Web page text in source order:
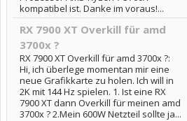
kompatibel ist. Danke im voraus!...
RX 7900 XT Overkill für amd
3700x ?
RX 7900 XT Overkill für amd 3700x ?:
Hi, ich überlege momentan mir eine
neue Grafikkarte zu holen. Ich will in
2K mit 144 Hz spielen. 1. Ist eine RX
7900 XT dann Overkill für meinen amd
3700x ? 2.Mein 600W Netzteil sollte ja...